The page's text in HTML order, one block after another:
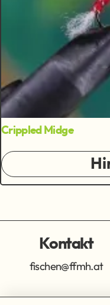
Crippled Midge
Kontakt
fischen@ffmh.at